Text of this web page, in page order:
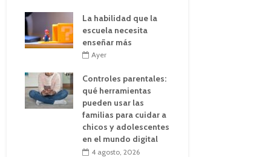
La habilidad que la
escuela necesita
enseñar más
Ayer
Controles parentales:
qué herramientas
pueden usar las
familias para cuidar a
chicos y adolescentes
en el mundo digital
4 agosto, 2026